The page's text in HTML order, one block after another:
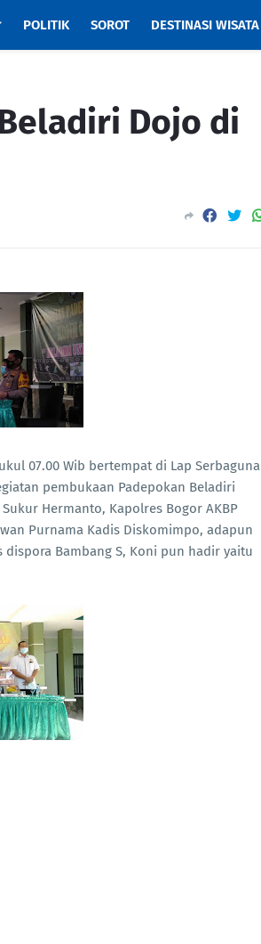
POLITIK SOROT DESTINASI WISATA
Dojo di
07.00 Wib bertempat di Lap Serbaguna
pembukaan Padepokan Beladiri
Hermanto, Kapolres Bogor AKBP
Purnama Kadis Diskomimpo, adapun
Bambang S, Koni pun hadir yaitu